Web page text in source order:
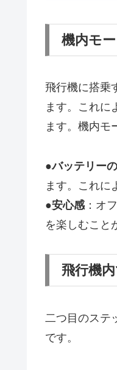
機内モ
飛行機に搭乗
ます。これに
ます。機内モ
●バッテリー
ます。これに
●安心感 ：オ
を楽しむこと
飛行機
二つ目のステ
です。